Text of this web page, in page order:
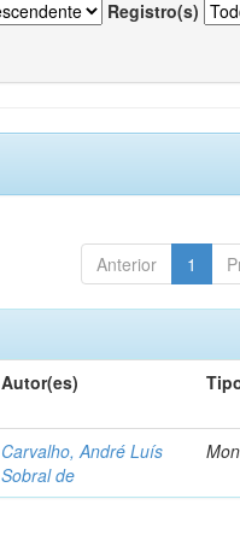
Registro(s)
Anterior 1
Autor(es)
Carvalho, André Luís
Sobral de